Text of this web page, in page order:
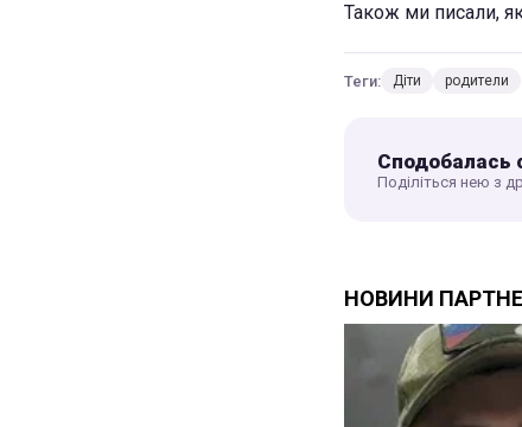
Також ми писали,
Теги: Діти родители
Сподобалась
Поділіться нею з